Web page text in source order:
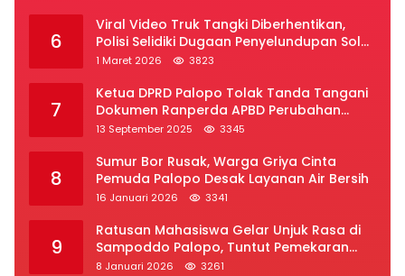
6
Viral Video Truk Tangki Diberhentikan,
Polisi Selidiki Dugaan Penyelundupan Solar
Subsidi di Palopo
1 Maret 2026 3823
7
Ketua DPRD Palopo Tolak Tanda Tangani
Dokumen Ranperda APBD Perubahan
2025
13 September 2025 3345
8
Sumur Bor Rusak, Warga Griya Cinta
Pemuda Palopo Desak Layanan Air Bersih
16 Januari 2026 3341
9
Ratusan Mahasiswa Gelar Unjuk Rasa di
Sampoddo Palopo, Tuntut Pemekaran
Provinsi Luwu Raya
8 Januari 2026 3261